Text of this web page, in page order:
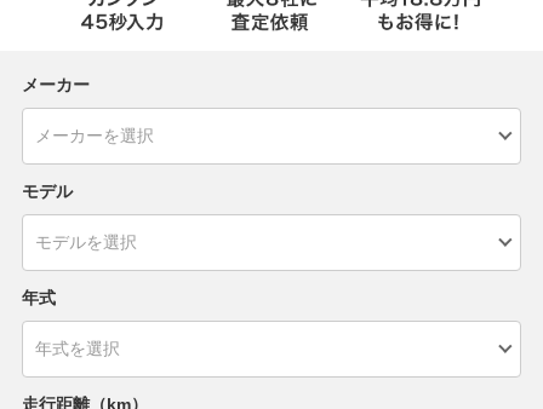
メーカー
モデル
年式
走行距離（km）